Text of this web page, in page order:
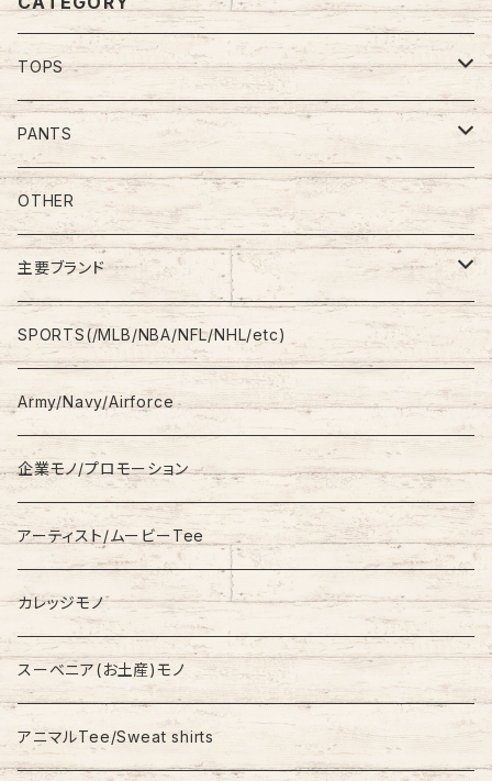
TOPS
Tee
S/L Tee
Polo Shirt
Shirt
L/S
S/S
Sweatshirt
Hoodie
Fleece
Knit/Sweater
Jacket
Nylon Jacket
Stadium Jumper
PANTS
Jeans/Denim
Work Pants
Shorts
OTHER
主要ブランド
adidas
Champion
Carhartt
Columbia
NAUTICA
NIKE
RALPH LAUREN
SPORTS(/MLB/NBA/NFL/NHL/etc)
Army/Navy/Airforce
企業モノ/プロモーション
アーティスト/ムービーTee
カレッジモノ
スーベニア(お土産)モノ
アニマルTee/Sweat shirts